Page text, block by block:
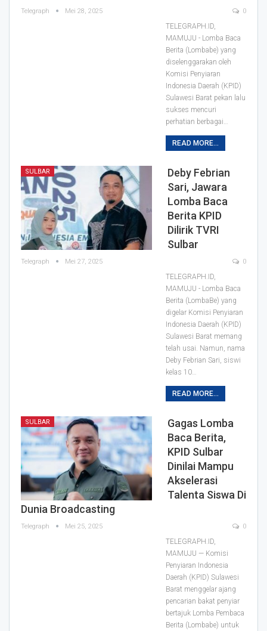
Telegraph Mei 28, 2025 0
TELEGRAPH.ID,
MAMUJU - Lomba Baca
Berita (Lombabe) yang
diselenggarakan oleh
Komisi Penyiaran
Indonesia Daerah (KPID)
Sulawesi Barat pekan lalu
sukses mencuri
perhatian berbagai…
READ MORE...
SULBAR
Deby Febrian
Sari, Jawara
Lomba Baca
Berita KPID
Dilirik TVRI
Sulbar
Telegraph Mei 27, 2025 0
TELEGRAPH.ID,
MAMUJU - Lomba Baca
Berita (LombaBe) yang
digelar Komisi Penyiaran
Indonesia Daerah (KPID)
Sulawesi Barat memang
telah usai. Namun, nama
Deby Febrian Sari, siswi
kelas 10…
READ MORE...
SULBAR
Gagas Lomba
Baca Berita,
KPID Sulbar
Dinilai Mampu
Akselerasi
Talenta Siswa Di
Dunia Broadcasting
Telegraph Mei 25, 2025 0
TELEGRAPH.ID,
MAMUJU — Komisi
Penyiaran Indonesia
Daerah (KPID) Sulawesi
Barat menggelar ajang
pencarian bakat penyiar
bertajuk Lomba Pembaca
Berita (Lombabe) untuk